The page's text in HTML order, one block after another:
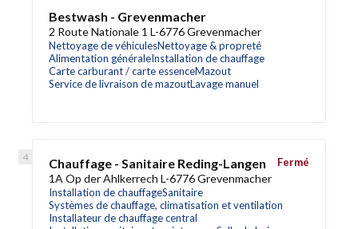
Bestwash - Grevenmacher
2 Route Nationale 1 L-6776 Grevenmacher
Nettoyage de véhiculesNettoyage & propreté
Alimentation généraleInstallation de chauffage
Carte carburant / carte essenceMazout
Service de livraison de mazoutLavage manuel
Chauffage - Sanitaire Reding-Langen
1A Op der Ahlkerrech L-6776 Grevenmacher
Installation de chauffageSanitaire
Systèmes de chauffage, climatisation et ventilation
Installateur de chauffage central
Fermé